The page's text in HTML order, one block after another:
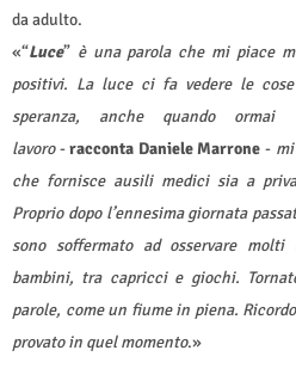
da adulto.
«“Luce” è una parola che mi piace
positivi. La luce ci fa vedere le
speranza, anche quando
lavoro-racconta Daniele Marrone -
che fornisce ausili medici sia a
Proprio dopo l’ennesima giornata
sono soffermato ad osservare
bambini, tra capricci e giochi.
parole, come un fiume in piena.
provato in quel momento.»